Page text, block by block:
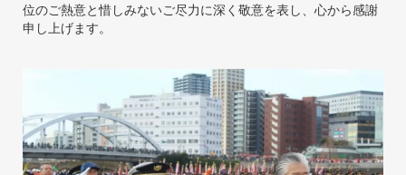
位のご熱意と惜しみないご尽力に深く敬意を表し、心から感謝
申し上げます。